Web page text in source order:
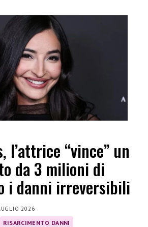
l’attrice “vince” un
da 3 milioni di
i danni irreversibili
2026
RISARCIMENTO DANNI